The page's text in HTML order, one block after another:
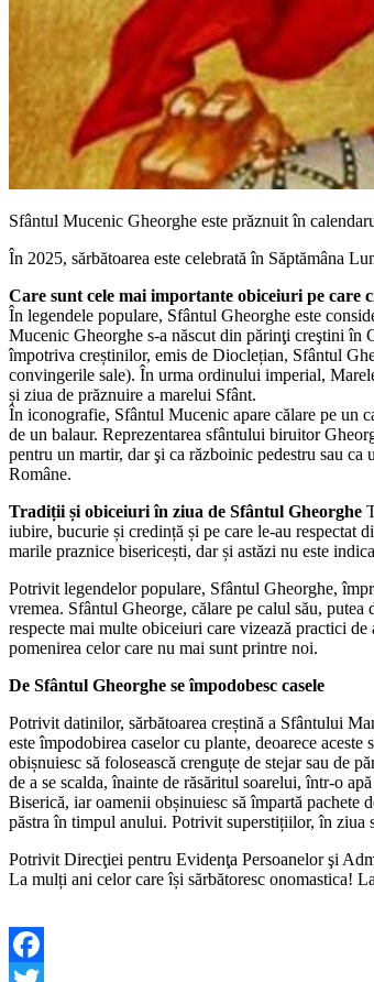
Sfântul Mucenic Gheorghe este prăznuit în
În 2025, sărbătoarea este celebrată în Săptămâna
Care sunt cele mai importante obiceiuri pe care
În legendele populare, Sfântul Gheorghe este
Mucenic Gheorghe s-a născut din părinţi creştini în
împotriva creștinilor, emis de Dioclețian, Sfântul
convingerile sale). În urma ordinului imperial,
și ziua de prăznuire a marelui Sfânt.
În iconografie, Sfântul Mucenic apare călare pe un
de un balaur. Reprezentarea sfântului biruitor
pentru un martir, dar şi ca războinic pedestru sau
Române.
Tradiții și obiceiuri în ziua de Sfântul Gheorghe
iubire, bucurie și credință și pe care le-au
marile praznice bisericești, dar și astăzi nu este
Potrivit legendelor populare, Sfântul Gheorghe,
vremea. Sfântul Gheorge, călare pe calul său,
respecte mai multe obiceiuri care vizează practici
pomenirea celor care nu mai sunt printre noi.
De Sfântul Gheorghe se împodobesc casele
Potrivit datinilor, sărbătoarea creștină a Sfântului
este împodobirea caselor cu plante, deoarece
obișnuiesc să folosească crenguțe de stejar sau de
de a se scalda, înainte de răsăritul soarelui, într-o
Biserică, iar oamenii obșinuiesc să împartă pachete
păstra în timpul anului. Potrivit superstițiilor, în ziua
Potrivit Direcţiei pentru Evidenţa Persoanelor şi
La mulți ani celor care își sărbătoresc onomastica!